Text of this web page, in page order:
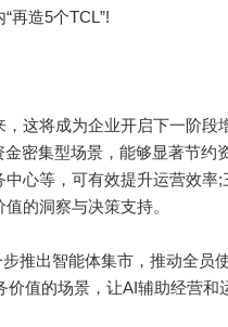
再造5个TCL”!
这将成为企业开启下一阶段
密集型场景，能够显著节约
心等，可有效提升运营效率;
的洞察与决策支持。
出智能体集市，推动全员使
值的场景，让AI辅助经营和